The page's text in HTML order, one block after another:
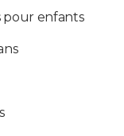
pour enfants